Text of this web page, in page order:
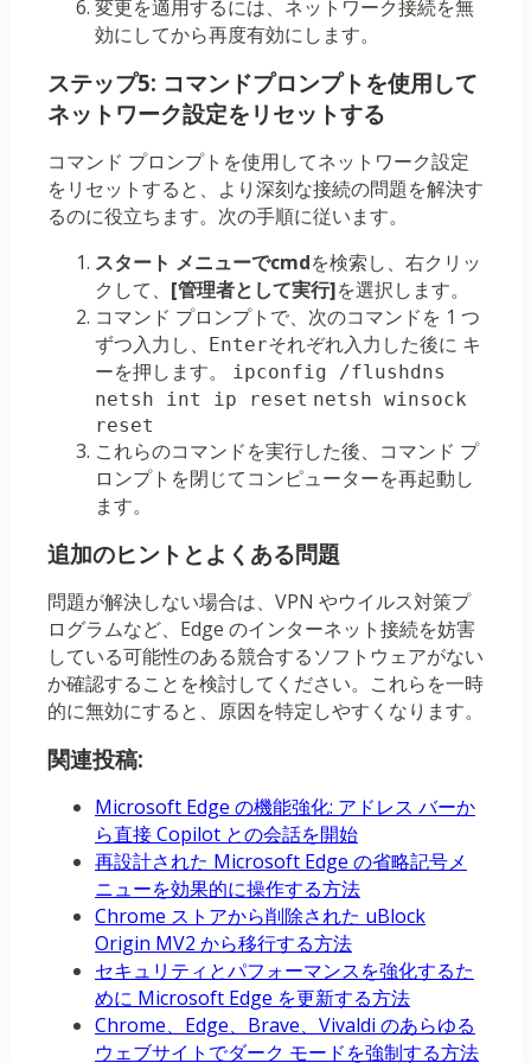
変更を適用するには、ネットワーク接続を無
効にしてから再度有効にします。
ステップ5: コマンドプロンプトを使用して
ネットワーク設定をリセットする
コマンド プロンプトを使用してネットワーク設定
をリセットすると、より深刻な接続の問題を解決す
るのに役立ちます。次の手順に従います。
スタート メニューでcmdを検索し、右クリッ
クして、 [管理者として実行]を選択します。
コマンド プロンプトで、次のコマンドを 1 つ
ずつ入力し、
Enterそれぞれ入力した後に キ
ーを押します。
ipconfig /flushdns
netsh int ip reset netsh winsock
reset
これらのコマンドを実行した後、コマンド プ
ロンプトを閉じてコンピューターを再起動し
ます。
追加のヒントとよくある問題
問題が解決しない場合は、VPN やウイルス対策プ
ログラムなど、Edge のインターネット接続を妨害
している可能性のある競合するソフトウェアがない
か確認することを検討してください。これらを一時
的に無効にすると、原因を特定しやすくなります。
関連投稿:
Microsoft Edge の機能強化: アドレス バーか
ら直接 Copilot との会話を開始
再設計された Microsoft Edge の省略記号メ
ニューを効果的に操作する方法
Chrome ストアから削除された uBlock
Origin MV2 から移行する方法
セキュリティとパフォーマンスを強化するた
めに Microsoft Edge を更新する方法
Chrome、Edge、Brave、Vivaldi のあらゆる
ウェブサイトでダーク モードを強制する方法